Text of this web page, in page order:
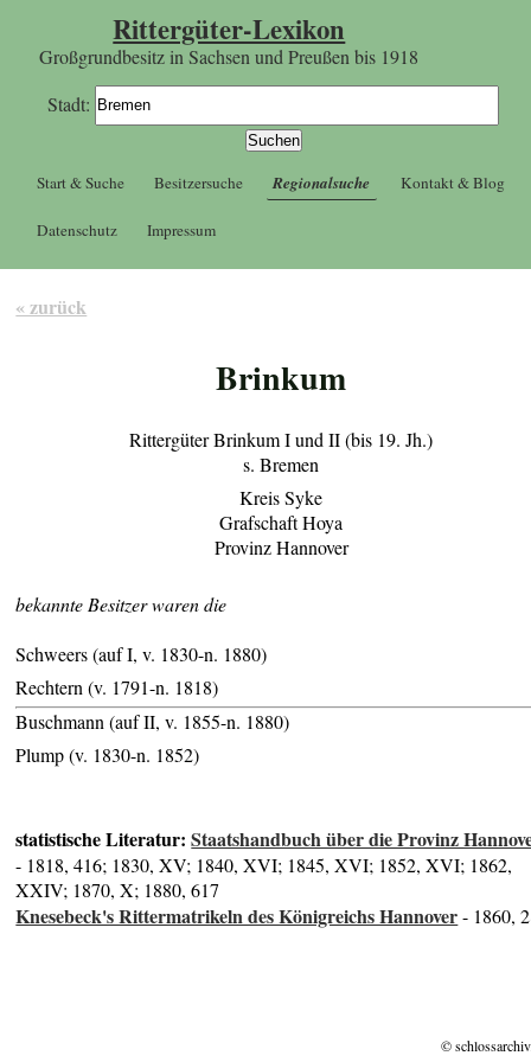
Rittergüter-Lexikon
Großgrundbesitz in Sachsen und Preußen bis 1918
Stadt:
Start & Suche Besitzersuche Regionalsuche Kontakt & Blog
Datenschutz Impressum
« zurück
Brinkum
Rittergüter Brinkum I und II (bis 19. Jh.)
s. Bremen
Kreis Syke
Grafschaft Hoya
Provinz Hannover
bekannte Besitzer waren die
Schweers (auf I, v. 1830-n. 1880)
Rechtern (v. 1791-n. 1818)
Buschmann (auf II, v. 1855-n. 1880)
Plump (v. 1830-n. 1852)
statistische Literatur:Staatshandbuch über die Provinz
- 1818, 416; 1830, XV; 1840, XVI; 1845, XVI; 1852, XVI; 1862,
XXIV; 1870, X; 1880, 617
Knesebeck's Rittermatrikeln des Königreichs Hannover- 1860,
©